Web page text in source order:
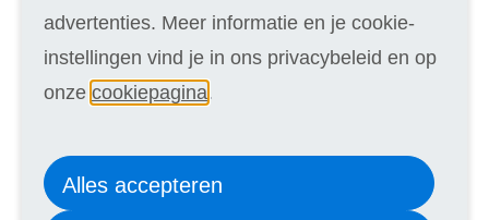
Huis en Tuin
Kantoor en Secretarieel
Kunst en Cultuur
Logistiek en Vervoer
Maatschappelijk werk
advertenties. Meer informatie en je cookie-
instellingen vind je in ons privacybeleid en op
onze cookiepagina .
Alles accepteren